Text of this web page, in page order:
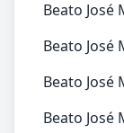
Beato José
Beato José
Beato José
Beato José